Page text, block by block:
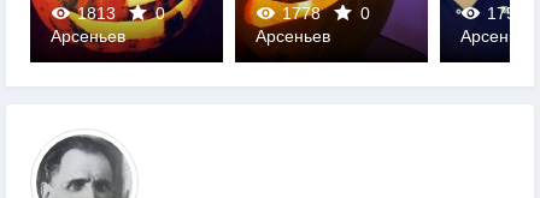
1813
0
0
Арсеньев
1778
0
0
Арсеньев
1757
0
Арсеньев